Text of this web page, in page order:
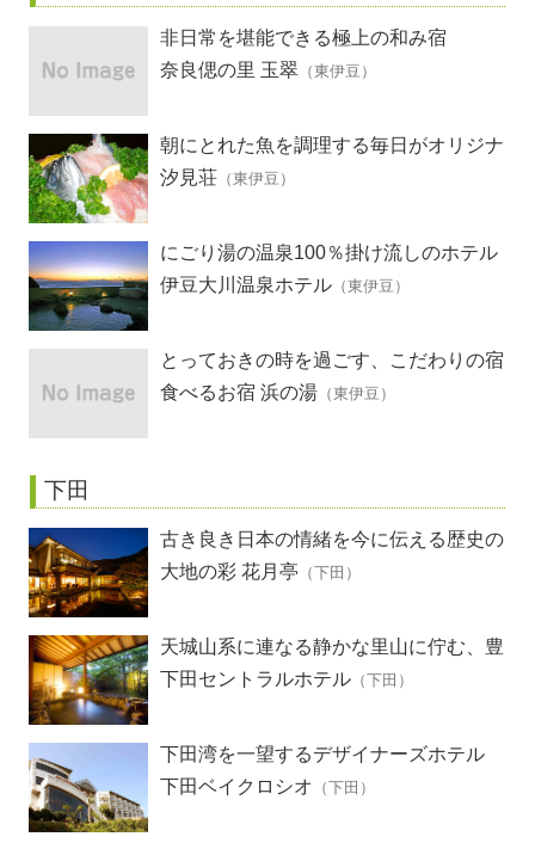
非日常を堪能できる極上の和み宿
奈良偲の里 玉翠 （東伊豆）
朝にとれた魚を調理する毎日がオリジナ
ル料理
汐見荘 （東伊豆）
にごり湯の温泉100％掛け流しのホテル
伊豆大川温泉ホテル （東伊豆）
とっておきの時を過ごす、こだわりの宿
食べるお宿 浜の湯 （東伊豆）
下田
古き良き日本の情緒を今に伝える歴史の
散歩道
大地の彩 花月亭 （下田）
天城山系に連なる静かな里山に佇む、豊
富な湯量を誇る温泉宿
下田セントラルホテル （下田）
下田湾を一望するデザイナーズホテル
下田ベイクロシオ （下田）